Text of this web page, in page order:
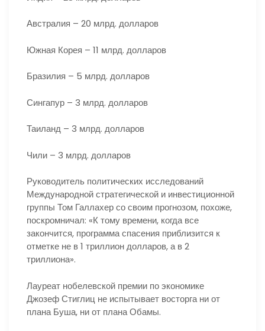
Австралия – 20 млрд. долларов
Южная Корея – 11 млрд. долларов
Бразилия – 5 млрд. долларов
Сингапур – 3 млрд. долларов
Таиланд – 3 млрд. долларов
Чили – 3 млрд. долларов
Руководитель политических исследований
Международной стратегической и инвестиционной
группы Том Галлахер со своим прогнозом, похоже,
поскромничал: «К тому времени, когда все
закончится, программа спасения приблизится к
отметке не в 1 триллион долларов, а в 2
триллиона».
Лауреат нобелевской премии по экономике
Джозеф Стиглиц не испытывает восторга ни от
плана Буша, ни от плана Обамы.